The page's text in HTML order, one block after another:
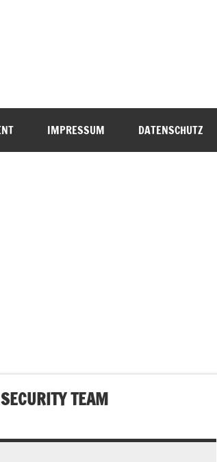
IMPRESSUM DATENSCHUTZ
TEAM